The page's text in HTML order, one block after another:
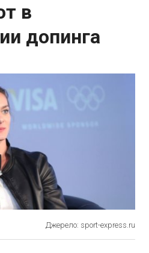
в
допинга
Джерело: sport-express.ru